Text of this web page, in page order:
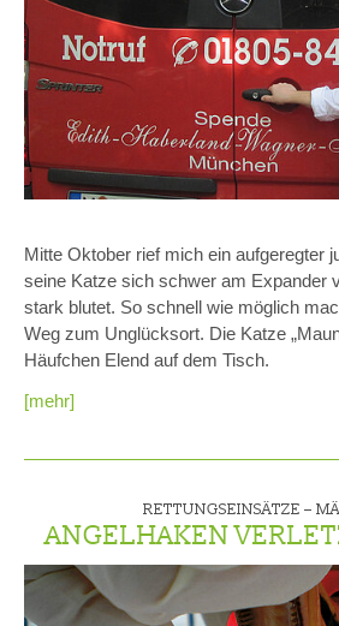
Mitte Oktober rief mich ein aufgeregter
seine Katze sich schwer am Expander
stark blutet. So schnell wie möglich
Weg zum Unglücksort. Die Katze
Häufchen Elend auf dem Tisch.
[mehr]
RETTUNGSEINSÄTZE –
ANGELHAKEN